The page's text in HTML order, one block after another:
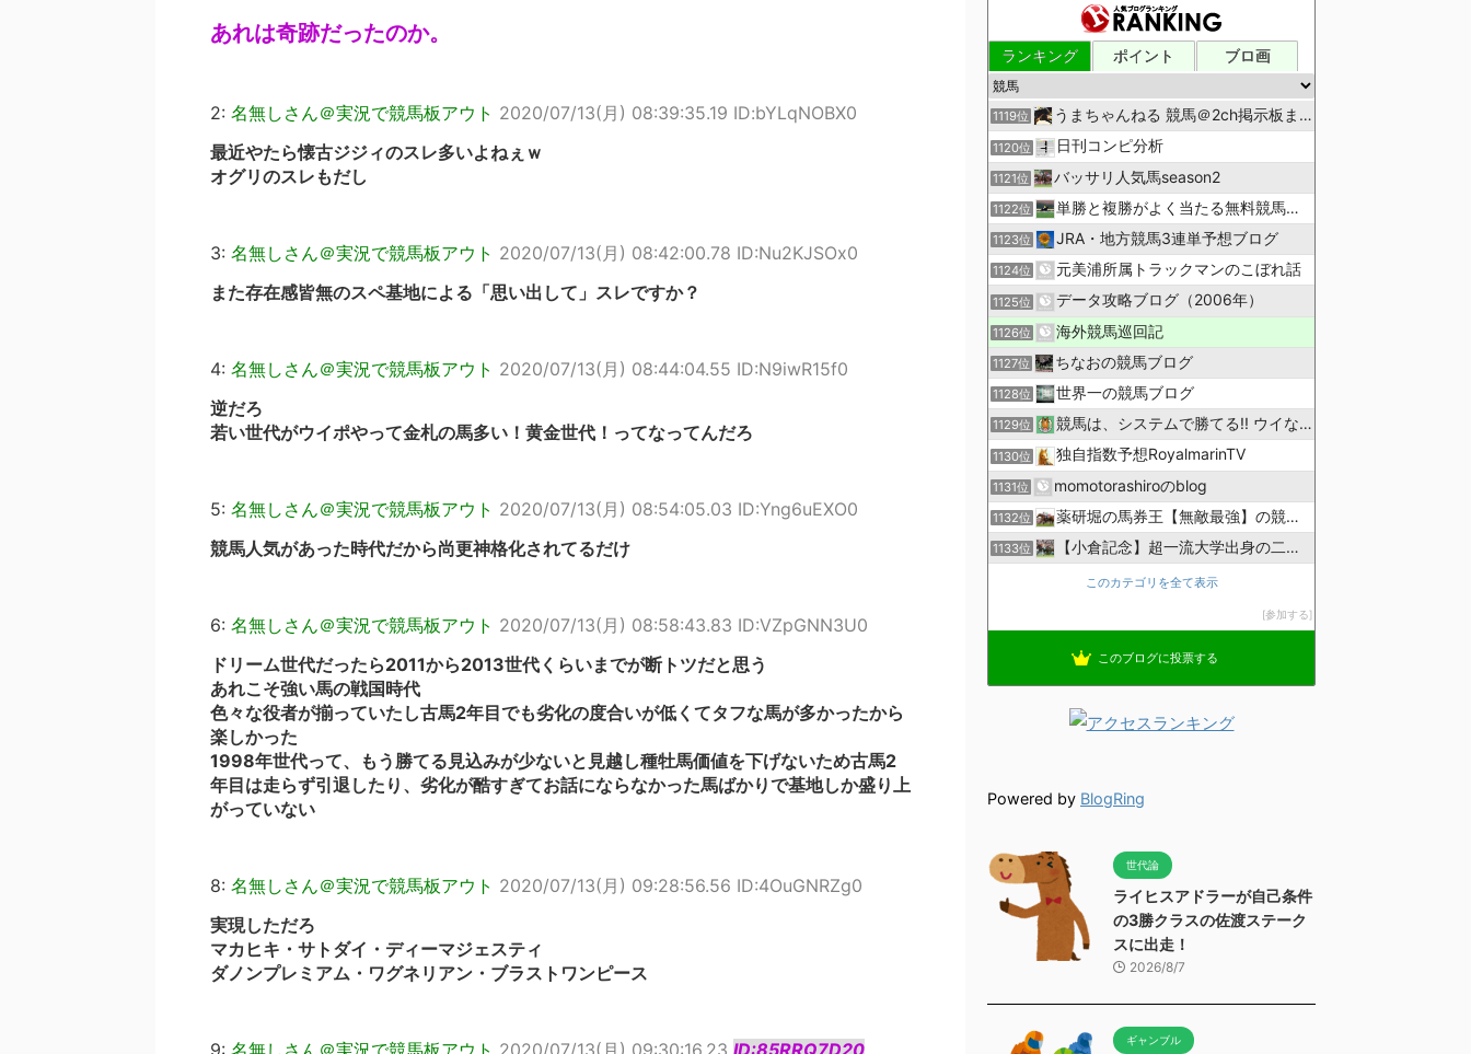
あれは奇跡だったのか。
2: 名無しさん＠実況で競馬板アウト 2020/07/13(月) 08:39:35.19 ID:bYLqNOBX0
最近やたら懐古ジジィのスレ多いよねぇｗ
オグリのスレもだし
3: 名無しさん＠実況で競馬板アウト 2020/07/13(月) 08:42:00.78 ID:Nu2KJSOx0
また存在感皆無のスペ基地による「思い出して」スレですか？
4: 名無しさん＠実況で競馬板アウト 2020/07/13(月) 08:44:04.55 ID:N9iwR15f0
逆だろ
若い世代がウイポやって金札の馬多い！黄金世代！ってなってんだろ
5: 名無しさん＠実況で競馬板アウト 2020/07/13(月) 08:54:05.03 ID:Yng6uEXO0
競馬人気があった時代だから尚更神格化されてるだけ
6: 名無しさん＠実況で競馬板アウト 2020/07/13(月) 08:58:43.83 ID:VZpGNN3U0
ドリーム世代だったら2011から2013世代くらいまでが断トツだと思う
あれこそ強い馬の戦国時代
色々な役者が揃っていたし古馬2年目でも劣化の度合いが低くてタフな馬が多かったから
楽しかった
1998年世代って、もう勝てる見込みが少ないと見越し種牡馬価値を下げないため古馬2
年目は走らず引退したり、劣化が酷すぎてお話にならなかった馬ばかりで基地しか盛り上
がっていない
8: 名無しさん＠実況で競馬板アウト 2020/07/13(月) 09:28:56.56 ID:4OuGNRZg0
実現しただろ
マカヒキ・サトダイ・ディーマジェスティ
ダノンプレミアム・ワグネリアン・ブラストワンピース
9: 名無しさん＠実況で競馬板アウト 2020/07/13(月) 09:30:16.23 ID:85RRQ7D20
ランキング ポイント ブロ画
1119位 うまちゃんねる 競馬＠2ch掲示板まとめ
1120位 日刊コンピ分析
1121位 バッサリ人気馬season2
1122位 単勝と複勝がよく当たる無料競馬予想ブログ
1123位 JRA・地方競馬3連単予想ブログ
1124位 元美浦所属トラックマンのこぼれ話
1125位 データ攻略ブログ（2006年）
1126位 海外競馬巡回記
1127位 ちなおの競馬ブログ
1128位 世界一の競馬ブログ
1129位 競馬は、システムで勝てる!! ウイなび
1130位 独自指数予想RoyalmarinTV
1131位 momotorashiroのblog
1132位 薬研堀の馬券王【無敵最強】の競馬予想
1133位 【小倉記念】超一流大学出身の二人で理論競馬
このカテゴリを全て表示
参加する
このブログに投票する
Powered by BlogRing
世代論
ライヒスアドラーが自己条件
の3勝クラスの佐渡ステーク
スに出走！
2026/8/7
ギャンブル